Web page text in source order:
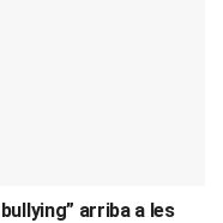
arriba a les